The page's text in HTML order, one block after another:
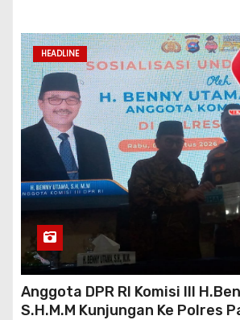
HEADLINE
Anggota DPR RI Komisi III
S.H.M.M Kunjungan Ke Polres